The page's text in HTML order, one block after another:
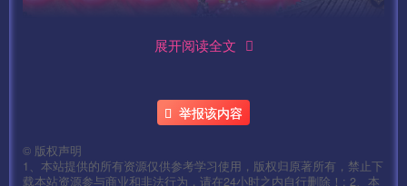
展开阅读全文
举报该内容
© 版权声明
1、本站提供的所有资源仅供参考学习使用，版权归原著所有，禁止下
载本站资源参与商业和非法行为，请在24小时之内自行删除！; 2、本